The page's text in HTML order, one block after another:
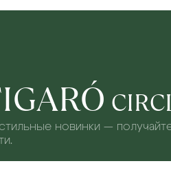
новинки —